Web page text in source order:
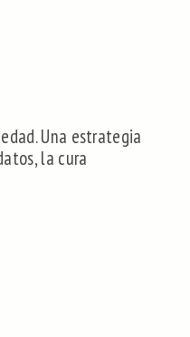
Una estrategia
la cura